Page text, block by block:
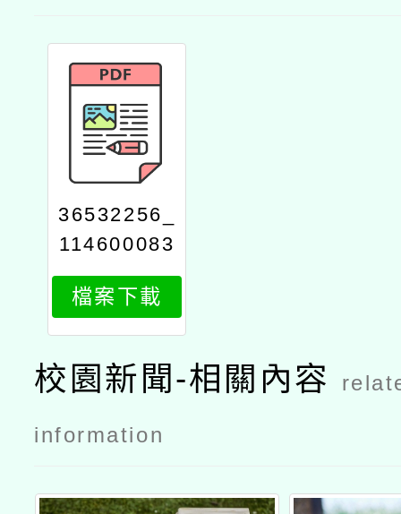
36532256_
114600083
72_1_attac
h1
檔案下載
校園新聞-相關內容
information